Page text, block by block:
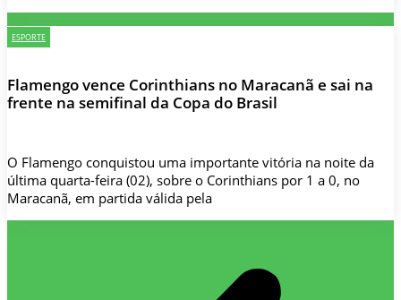
ESPORTE
Flamengo vence Corinthians no Maracanã e sai na
frente na semifinal da Copa do Brasil
O Flamengo conquistou uma importante vitória na noite da
última quarta-feira (02), sobre o Corinthians por 1 a 0, no
Maracanã, em partida válida pela